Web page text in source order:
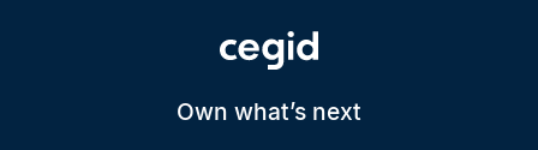
Own what’s next